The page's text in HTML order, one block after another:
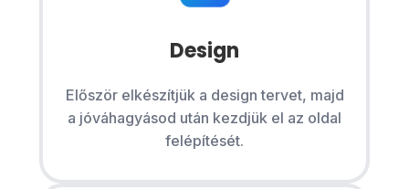
Design
Először elkészítjük a design tervet, majd
a jóváhagyásod után kezdjük el az oldal
felépítését.